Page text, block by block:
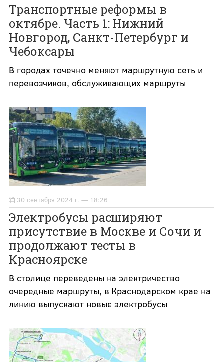
Транспортные реформы в
октябре. Часть 1: Нижний
Новгород, Санкт-Петербург и
Чебоксары
В городах точечно меняют маршрутную сеть и
перевозчиков, обслуживающих маршруты
30 сентября 2024 г. — 18:26
Электробусы расширяют
присутствие в Москве и Сочи и
продолжают тесты в
Красноярске
В столице переведены на электричество
очередные маршруты, в Краснодарском крае на
линию выпускают новые электробусы